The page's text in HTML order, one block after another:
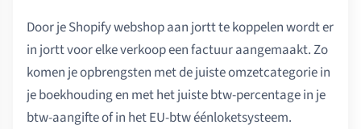
Door je Shopify webshop aan jortt te koppelen wordt er
in jortt voor elke verkoop een factuur aangemaakt. Zo
komen je opbrengsten met de juiste omzetcategorie in
je boekhouding en met het juiste btw-percentage in je
btw-aangifte of in het EU-btw éénloketsysteem.